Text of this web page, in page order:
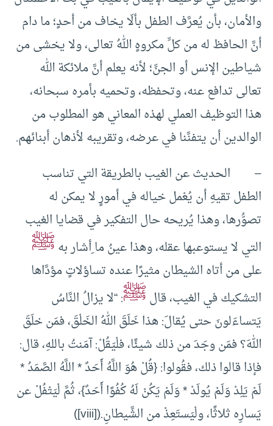
والأمان، بأن يُعرَّف الطفل بألّا يخاف من أحدٍ؛ ما دام
أنَّ الحافظ له من كلِّ مكروهٍ اللهُ تعالى، ولا يخشى من
شياطين الإنس أو الجنِّ؛ لأنه يعلم أنَّ ملائكة الله
تعالى تدافع عنه، وتحفظه، وتحميه بأمره سبحانه،
هذا التوظيف العملي لهذه المعاني هو المطلوب من
الوالدين أن يتفنَّنا في عرضه، وتقريبه لأذهان أبنائهم.
– الحديث عن الغيب بالطريقة التي تناسب
الطفل تقيهِ أن يُعْمل خياله في أمورٍ لا يمكن له
تصوُّرها، وهذا يُريحه حال التفكير في قضايا الغيب
التي لا يستوعبها عقله، وهذا عينُ ما ِأشار بهﷺ
على من أتاه الشيطان مثيرًا عنده تساؤلاتٍ مؤدَّاها
التشكيك في الغيب، قالﷺ: “لا يزالُ النَّاسُ
يَتساءَلونَ حتى يُقالَ: هذا خَلَقَ اللهُ الخَلْقَ، فمَن خلَقَ
اللهَ؟ فمَن وجَدَ من ذلك شيئًا، فلْيَقُلْ: آمَنتُ باللهِ، قال:
فإذا قالوا ذلك، فقُولوا: {قُلْ هُوَ اللَّهُ أَحَدٌ * اللَّهُ الصَّمَدُ *
لَمْ يَلِدْ وَلَمْ يُولَدْ * وَلَمْ يَكُنْ لَهُ كُفُوًا أَحَدٌ}، ثُمَّ لْيَتْفُلْ عن
يَسارِه ثلاثًا، ولْيَستَعِذْ من الشَّيطانِ.([viii])